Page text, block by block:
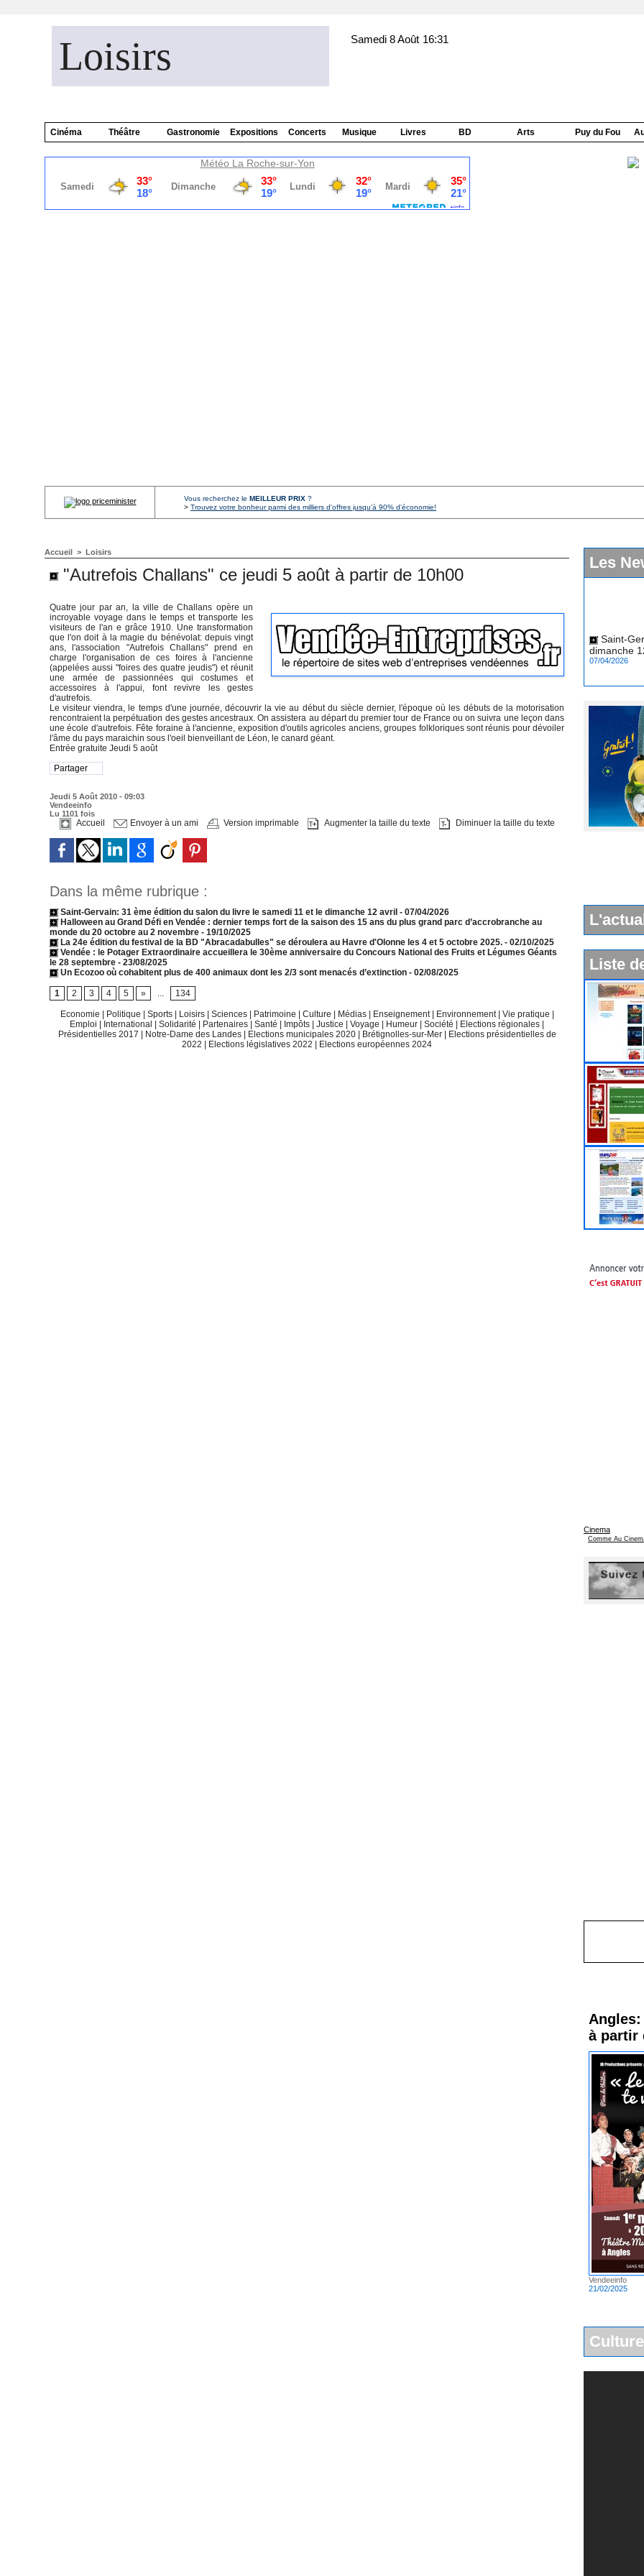
Loisirs Samedi 8 Août 16:31
Cinéma Théâtre Gastronomie Expositions Concerts Musique Livres BD Arts Puy du Fou
Météo La Roche-sur-Yon
Vous recherchez le MEILLEUR PRIX ?
> Trouvez votre bonheur parmi des milliers d'offres jusqu'à 90% d'économie!
Accueil > Loisirs
"Autrefois Challans" ce jeudi 5 août à partir de 10h00
Quatre jour par an, la ville de Challans opère un
incroyable voyage dans le temps et transporte les
visiteurs de l'an e grâce 1910. Une transformation
que l'on doit à la magie du bénévolat: depuis vingt
ans, l'association "Autrefois Challans" prend en
charge l'organisation de ces foires à l'ancienne
(appelées aussi "foires des quatre jeudis") et réunit
une armée de passionnées qui costumes et
accessoires à l'appui, font revivre les gestes
d'autrefois.
Le visiteur viendra, le temps d'une journée, découvrir la vie au début du siècle dernier, l'époque où les débuts de la motorisation
rencontraient la perpétuation des gestes ancestraux. On assistera au départ du premier tour de France ou on suivra une leçon dans
une école d'autrefois. Fête foraine à l'ancienne, exposition d'outils agricoles anciens, groupes folkloriques sont réunis pour dévoiler
l'âme du pays maraichin sous l'oeil bienveillant de Léon, le canard géant.
Entrée gratuite Jeudi 5 août
Partager
Jeudi 5 Août 2010 - 09:03
Vendeeinfo
Lu 1101 fois
Accueil Envoyer à un ami Version imprimable Augmenter la taille du texte Diminuer la taille du texte
Dans la même rubrique :
Saint-Gervain: 31 ème édition du salon du livre le samedi 11 et le dimanche 12 avril - 07/04/2026
Halloween au Grand Défi en Vendée : dernier temps fort de la saison des 15 ans du plus grand parc d’accrobranche au
monde du 20 octobre au 2 novembre - 19/10/2025
La 24e édition du festival de la BD "Abracadabulles" se déroulera au Havre d'Olonne les 4 et 5 octobre 2025. - 02/10/2025
Vendée : le Potager Extraordinaire accueillera le 30ème anniversaire du Concours National des Fruits et Légumes Géants
le 28 septembre - 23/08/2025
Un Ecozoo où cohabitent plus de 400 animaux dont les 2/3 sont menacés d’extinction - 02/08/2025
1 2 3 4 5 » ... 134
Economie Politique Sports Loisirs Sciences Patrimoine Culture Médias Enseignement Environnement Vie pratique
Emploi
International Solidarité Partenaires Santé Impôts Justice Voyage Humeur Société Elections régionales
Présidentielles 2017
Notre-Dame des Landes Elections municipales 2020 Brétignolles-sur-Mer
Elections présidentielles de
2022
Elections législatives 2022 Elections européennes 2024
Les
dimanche
07/04/2026
Liste
Cinema
Comme Au
à partir
Vendeeinfo
21/02/2025